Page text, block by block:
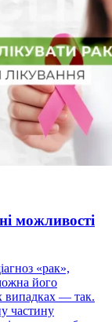
можливості
«рак»,
його
випадках — так.
частину